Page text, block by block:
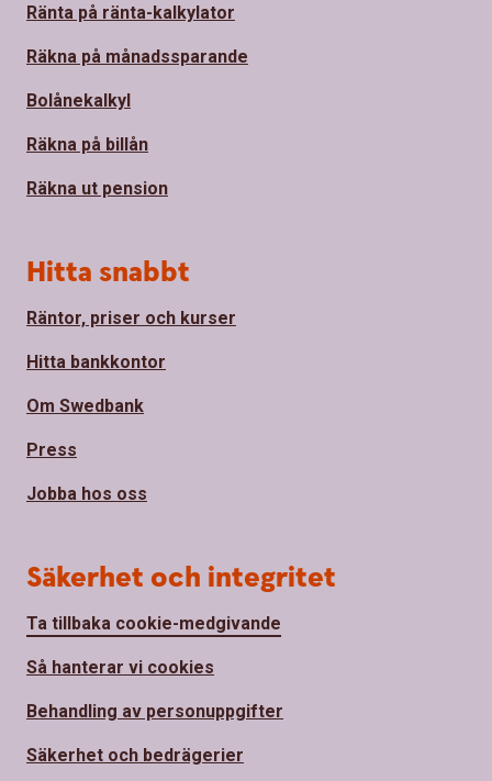
Ränta på ränta-kalkylator
Räkna på månadssparande
Bolånekalkyl
Räkna på billån
Räkna ut pension
Hitta snabbt
Räntor, priser och kurser
Hitta bankkontor
Om Swedbank
Press
Jobba hos oss
Säkerhet och integritet
Ta tillbaka cookie-medgivande
Så hanterar vi cookies
Behandling av personuppgifter
Säkerhet och bedrägerier